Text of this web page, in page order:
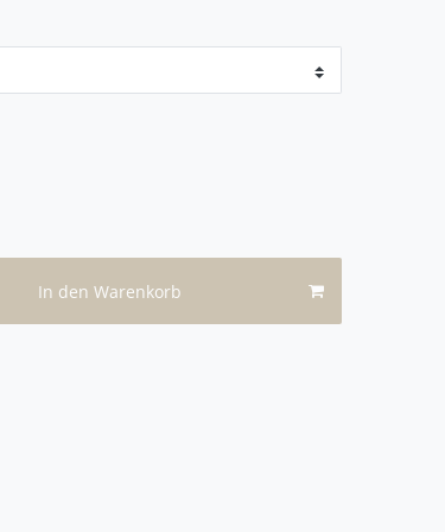
In den Warenkorb